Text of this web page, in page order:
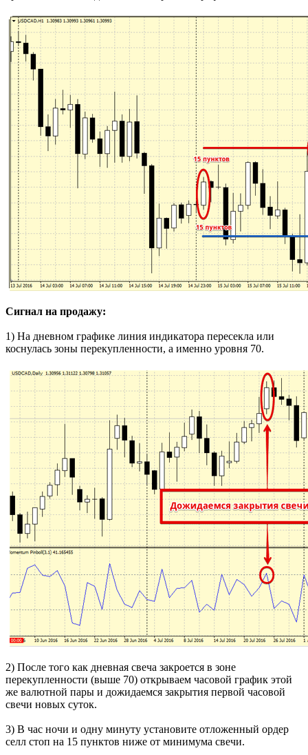
Сигнал на продажу:
1) На дневном графике линия индикатора пересекла или
коснулась зоны перекупленности, а именно уровня 70.
2) После того как дневная свеча закроется в зоне
перекупленности (выше 70) открываем часовой график этой
же валютной пары и дожидаемся закрытия первой часовой
свечи новых суток.
3) В час ночи и одну минуту установите отложенный ордер
селл стоп на 15 пунктов ниже от минимума свечи.